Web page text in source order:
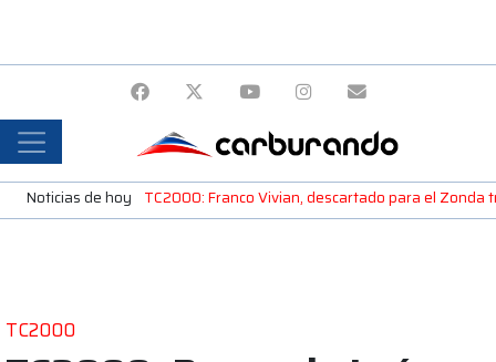
Noticias de hoy TC2000: Franco Vivian, descartado para el Zonda
TC2000